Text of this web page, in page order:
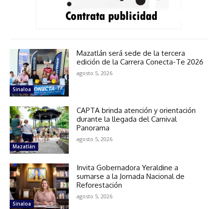
Sinaloa
Mazatlán será sede de la tercera
edición de la Carrera Conecta-Te 2026
agosto 5, 2026
Mazatlán
CAPTA brinda atención y orientación
durante la llegada del Carnival
Panorama
agosto 5, 2026
Sinaloa
Invita Gobernadora Yeraldine a
sumarse a la Jornada Nacional de
Reforestación
agosto 5, 2026